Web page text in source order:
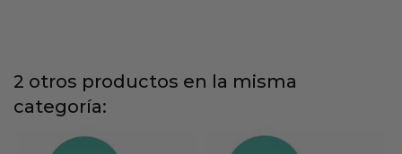
2 otros productos en la misma
categoría: